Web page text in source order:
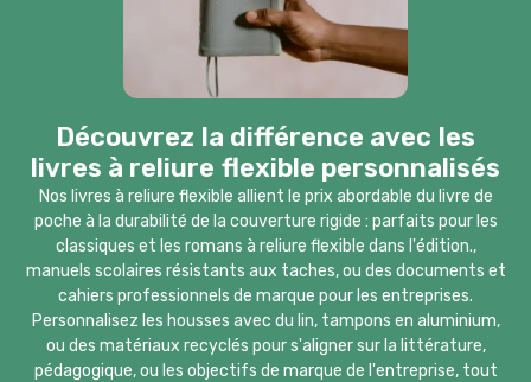
Découvrez la différence avec les
livres à reliure flexible personnalisés
Nos livres à reliure flexible allient le prix abordable du livre de
poche à la durabilité de la couverture rigide : parfaits pour les
classiques et les romans à reliure flexible dans l'édition.,
manuels scolaires résistants aux taches, ou des documents et
cahiers professionnels de marque pour les entreprises.
Personnalisez les housses avec du lin, tampons en aluminium,
ou des matériaux recyclés pour s'aligner sur la littérature,
pédagogique, ou les objectifs de marque de l'entreprise, tout